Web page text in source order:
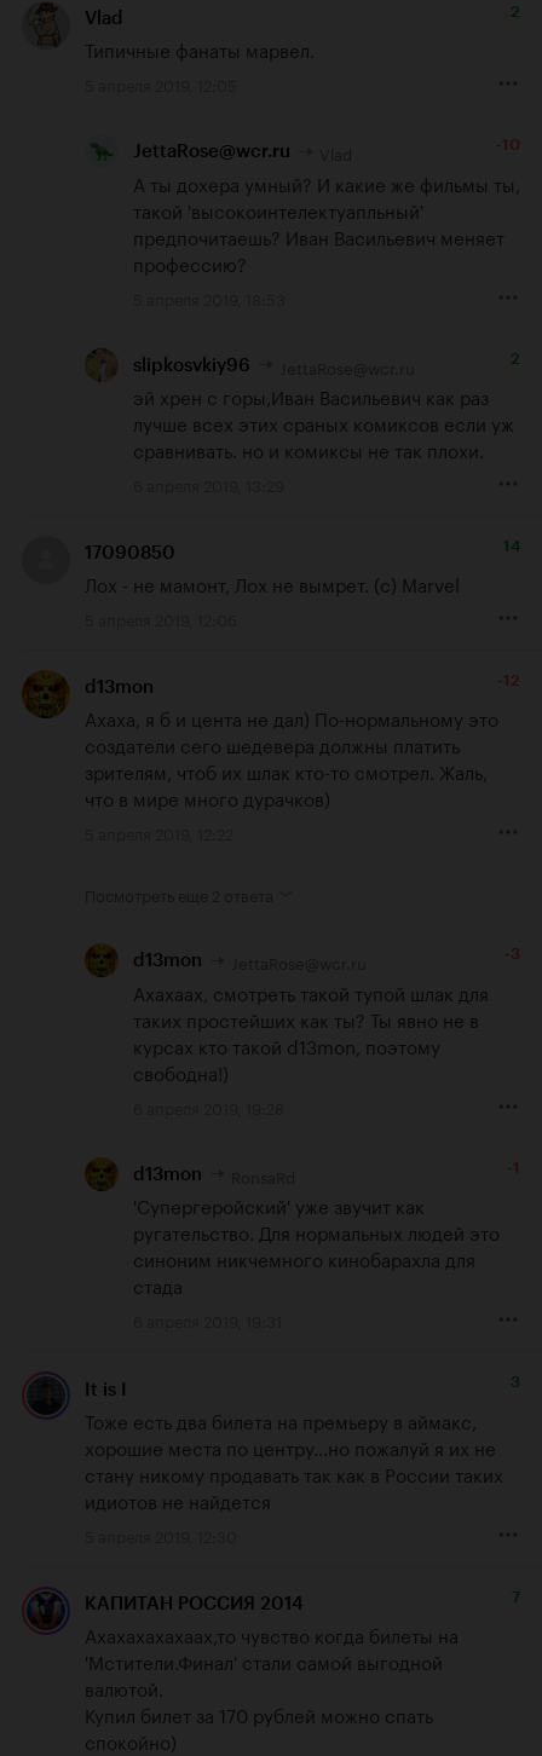
Vlad 2
Типичные фанаты марвел.
JettaRose@wcr.ru -10
А ты дохера умный? И какие же фильмы ты,
такой 'высокоинтелектуапльный'
предпочитаешь? Иван Васильевич меняет
профессию?
slipkosvkiy96 2
эй хрен с горы,Иван Васильевич как раз
лучше всех этих сраных комиксов если уж
сравнивать. но и комиксы не так плохи.
17090850 14
Лох - не мамонт, Лох не вымрет. (с) Marvel
d13mon -12
Ахаха, я б и цента не дал) По-нормальному это
создатели сего шедевера должны платить
зрителям, чтоб их шлак кто-то смотрел. Жаль,
что в мире много дурачков)
d13mon -3
Ахахаах, смотреть такой тупой шлак для
таких простейших как ты? Ты явно не в
курсах кто такой d13mon, поэтому
свободна!)
d13mon -1
'Супергеройский' уже звучит как
ругательство. Для нормальных людей это
синоним никчемного кинобарахла для
стада
It is I 3
Тоже есть два билета на премьеру в аймакс,
хорошие места по центру...но пожалуй я их не
стану никому продавать так как в России таких
идиотов не найдется
КАПИТАН РОССИЯ 2014 7
Ахахахахахаах,то чувство когда билеты на
'Мстители.Финал' стали самой выгодной
валютой.
Купил билет за 170 рублей можно спать
спокойно)